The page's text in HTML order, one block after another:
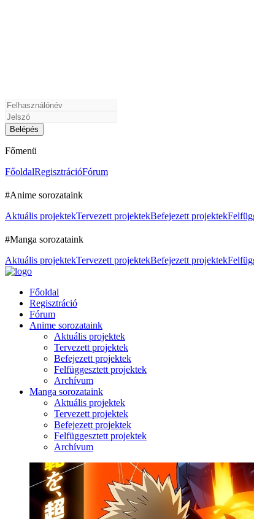
Főmenü
FőoldalRegisztrációFórum
#Anime sorozataink
Aktuális projektekTervezett projektekBefejezett projektek
#Manga sorozataink
Aktuális projektekTervezett projektekBefejezett projektek
Főoldal
Regisztráció
Fórum
Anime sorozataink
Aktuális projektek
Tervezett projektek
Befejezett projektek
Felfüggesztett projektek
Archívum
Manga sorozataink
Aktuális projektek
Tervezett projektek
Befejezett projektek
Felfüggesztett projektek
Archívum